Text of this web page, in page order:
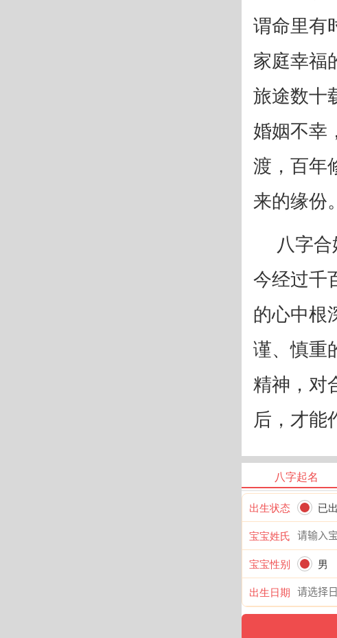
谓命里有
家庭幸福
旅途数十
婚姻不幸
渡，百年
来的缘份。
八字
今经过千
的心中根
谨、慎重
精神，对
后，才能
八字起名
出生状态 已
宝宝姓氏
宝宝性别
男
出生日期